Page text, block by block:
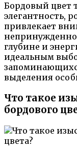
Бордовый цвет
элегантность,
привлекает
глубине и
идеальным
выделения
Что такое
бордового